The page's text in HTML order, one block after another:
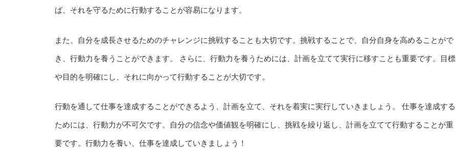
ば、それを守るために行動することが容易になります。
また、自分を成長させるためのチャレンジに挑戦することも大切です。挑戦することで、自分自身を高めることがで
き、行動力を養うことができます。 さらに、行動力を養うためには、計画を立てて実行に移すことも重要です。目標
や目的を明確にし、それに向かって行動することが大切です。
行動を通して仕事を達成することができるよう、計画を立て、それを着実に実行していきましょう。 仕事を達成する
ためには、行動力が不可欠です。自分の信念や価値観を明確にし、挑戦を繰り返し、計画を立てて行動することが重
要です。行動力を養い、仕事を達成していきましょう！